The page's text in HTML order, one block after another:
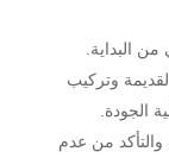
البداية.
وتركيب
الجودة.
من عدم